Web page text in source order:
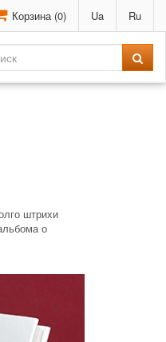
Корзина (0) Ua Ru
штрихи
о